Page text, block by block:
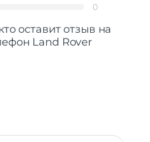
0
оставит отзыв на
Land Rover